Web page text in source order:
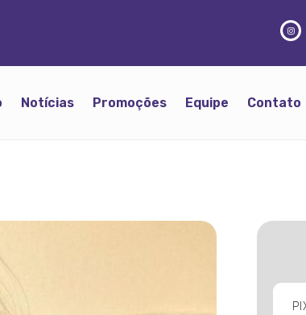
Notícias Promoções Equipe Contato